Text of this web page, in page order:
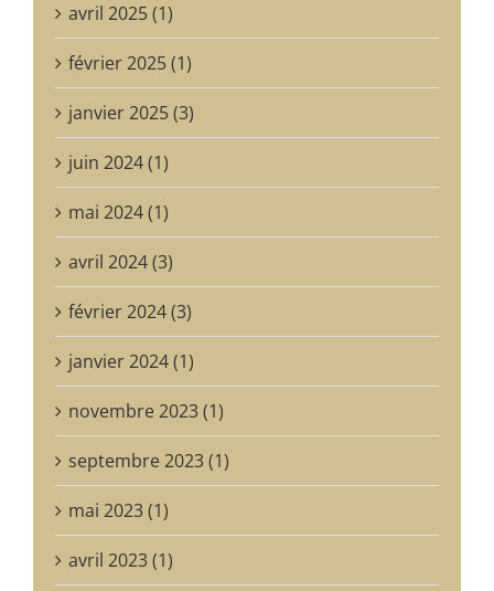
avril 2025 (1)
février 2025 (1)
janvier 2025 (3)
juin 2024 (1)
mai 2024 (1)
avril 2024 (3)
février 2024 (3)
janvier 2024 (1)
novembre 2023 (1)
septembre 2023 (1)
mai 2023 (1)
avril 2023 (1)